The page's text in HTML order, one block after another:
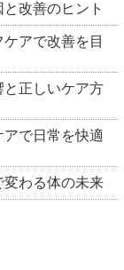
改善のヒント
アで改善を目
と正しいケア方
で日常を快適
変わる体の未来